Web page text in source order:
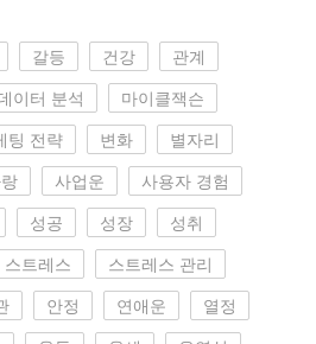
갈등 건강
관계
이터 분석
마이클잭슨
팅 전략 변화
별자리
사업운
사용자 경험
성공 성장
성취
스트레스
스트레스 관리
안정 연애운
열정